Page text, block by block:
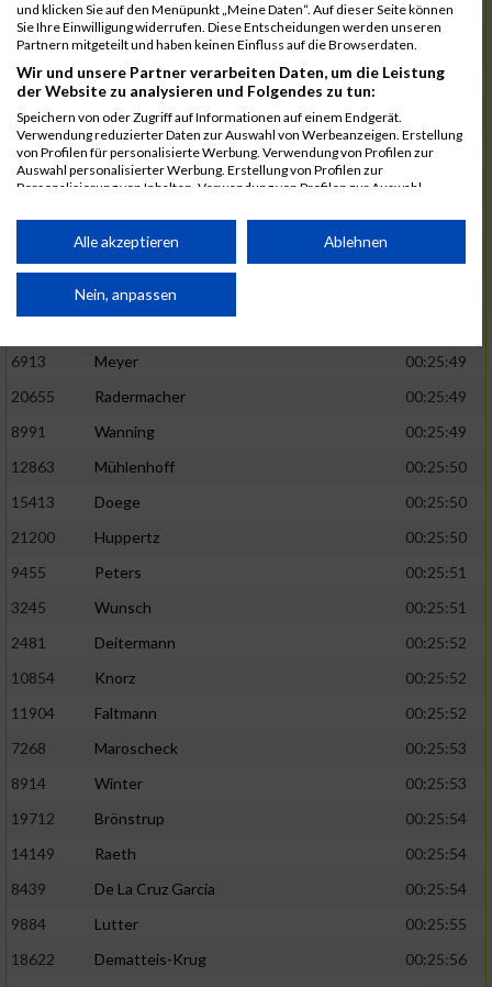
1582 Funken
00:25:42
12220
Cosma
00:25:43
9678
Exner
00:25:43
11817
Schmaul-Klaibee
6812
Koch
00:25:47
9610
Linß
00:25:47
706
Wehmeier
00:25:48
Küpper
Inhoff
6913
Meyer
00:25:49
20655
Radermacher
00:25:49
8991
Wanning
00:25:49
12863
Mühlenhoff
00:25:50
15413
Doege
00:25:50
21200
Huppertz
00:25:50
9455
Peters
00:25:51
3245
Wunsch
00:25:51
2481
Deitermann
00:25:52
10854
Knorz
00:25:52
11904
Faltmann
00:25:52
7268
Maroscheck
00:25:53
8914
Winter
00:25:53
19712
Brönstrup
00:25:54
14149
Raeth
00:25:54
8439
De La Cruz Garcia
00:25:54
9884
Lutter
00:25:55
18622
Dematteis-Krug
00:25:56
und klicken Sie auf den Menüpunkt „Meine Daten“. Auf dieser Seite können
Sie Ihre Einwilligung widerrufen. Diese Entscheidungen werden unseren
Partnern mitgeteilt und haben keinen Einfluss auf die Browserdaten.
Wir und unsere Partner verarbeiten Daten, um die Leistung
der Website zu analysieren und Folgendes zu tun:
Speichern von oder Zugriff auf Informationen auf einem Endgerät.
Verwendung reduzierter Daten zur Auswahl von Werbeanzeigen. Erstellung
von Profilen für personalisierte Werbung. Verwendung von Profilen zur
Auswahl personalisierter Werbung. Erstellung von Profilen zur
Personalisierung von Inhalten. Verwendung von Profilen zur Auswahl
Performance von Inhalten. Analyse von Zielgruppen durch Statistiken oder
Kombinationen von Daten aus verschiedenen Quellen. Entwicklung und
von Inhalten.
Daten können außerhalb der Europäischen Union weitergegeben und in die
Website/App.
Partnerliste anzeigen (1 IAB-Anbieter)
Wir nutzen Ihre Daten für folgende Zwecke:
Speichern von oder Zugriff auf Informationen
auf einem Endgerät
von Werbeanzeigen
Werbung
personalisierter Werbung
von Inhalten
personalisierter Inhalte
Alle akzeptieren Ablehnen
Nein, anpassen